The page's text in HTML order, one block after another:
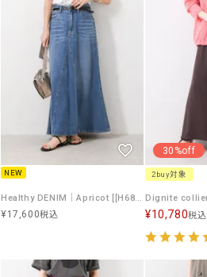
デニムパンツ
ジャケット
バッグ
ソックス
その他のパンツ
ジャケット
コート
その他アウター
NEW
Healthy DENIM｜Apricot [[H68205003 Apricot]][F]
¥17,600税込
30%off
2buy対象
¥10,780税込